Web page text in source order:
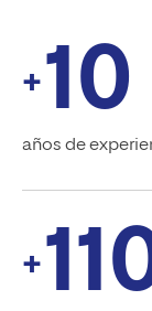
+10
años de
+